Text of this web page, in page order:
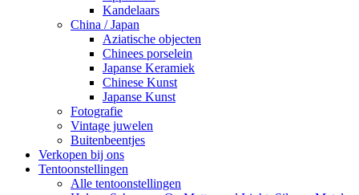
Kandelaars
China / Japan
Aziatische objecten
Chinees porselein
Japanse Keramiek
Chinese Kunst
Japanse Kunst
Fotografie
Vintage juwelen
Buitenbeentjes
Verkopen bij ons
Tentoonstellingen
Alle tentoonstellingen